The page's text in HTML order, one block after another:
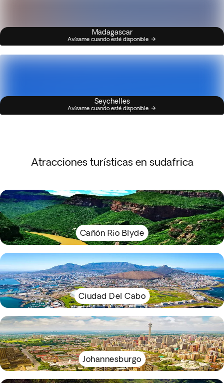
Madagascar
Avísame cuando esté disponible
Seychelles
Avísame cuando esté disponible
Atracciones turísticas en sudafrica
Cañón Río Blyde
Ciudad Del Cabo
Johannesburgo